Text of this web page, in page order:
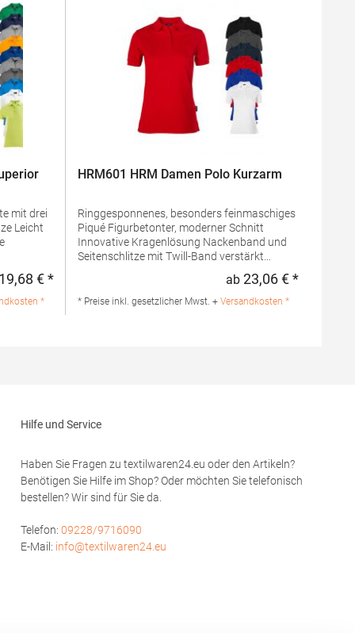
mit drei
/
/ 1%
Regulärer Preis:
€ *
*
HRM601 HRM Damen Polo Kurzarm
Ringgesponnenes, besonders feinmaschiges
Piqué Figurbetonter, moderner Schnitt
Innovative Kragenlösung Nackenband und
Seitenschlitze mit Twill-Band verstärkt
Ton) Ersatzknopf Labelfrei
textil.de
Regulärer
ab 23,06 € *
* Preise inkl. gesetzlicher Mwst. + Versandkosten *
Hilfe und Service
Haben Sie Fragen zu textilwaren24.eu oder den Artikeln?
Benötigen Sie Hilfe im Shop? Oder möchten Sie telefonisch
bestellen? Wir sind für Sie da.
Telefon: 09228/9716090
E-Mail: info@textilwaren24.eu